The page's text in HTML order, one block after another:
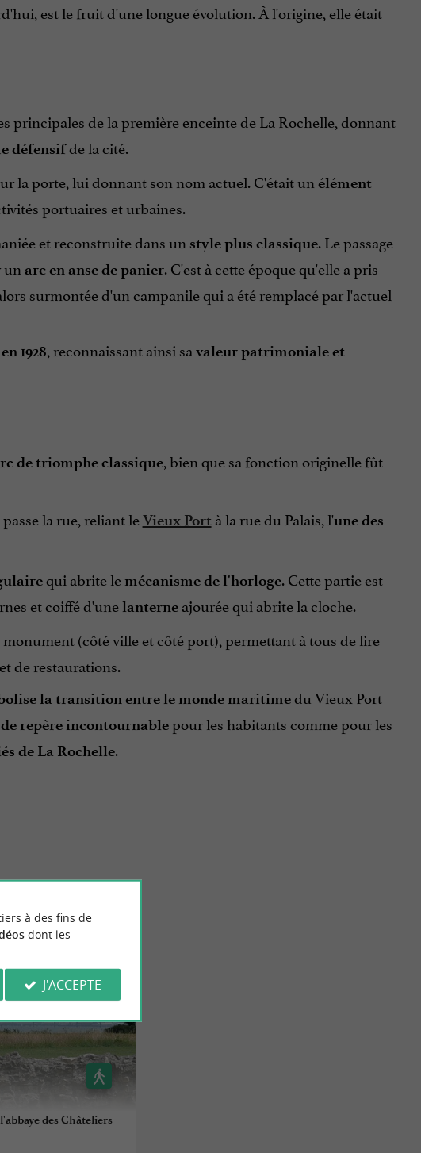
est le fruit d'une longue évolution. À l'origine, elle était
principales de la première enceinte de La Rochelle, donnant
défensifde la cité.
la porte, lui donnant son nom actuel. C'était un élément
portuaires et urbaines.
et reconstruite dans un style plus classique. Le passage
un arc en anse de panier. C'est à cette époque qu'elle a pris
surmontée d'un campanile qui a été remplacé par l'actuel
1928, reconnaissant ainsi sa valeur patrimoniale et
de triomphe classique, bien que sa fonction originelle fût
la rue, reliant leVieux Port à la rue du Palais, l'une des
qui abrite le mécanisme de l'horloge. Cette partie est
et coiffé d'unelanterneajourée qui abrite la cloche.
(côté ville et côté port), permettant à tous de lire
de restaurations.
la transition entre le monde maritimedu Vieux Port
repère incontournablepour les habitants comme pour les
de La Rochelle.
des Châteliers
à des fins de
dont les
J'ACCEPTE